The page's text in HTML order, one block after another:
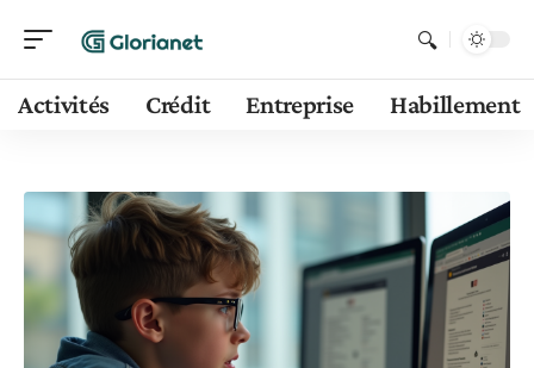
Activités Crédit Entreprise Habillement